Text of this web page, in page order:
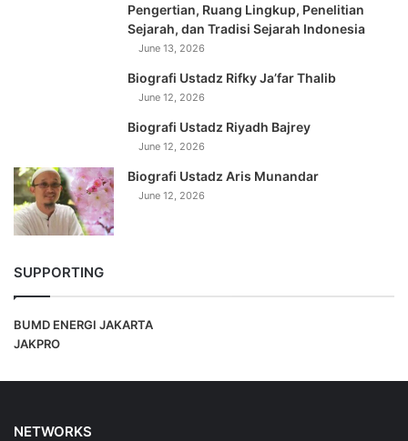
Pengertian, Ruang Lingkup, Penelitian
Sejarah, dan Tradisi Sejarah Indonesia
June 13, 2026
Biografi Ustadz Rifky Ja’far Thalib
June 12, 2026
Biografi Ustadz Riyadh Bajrey
June 12, 2026
Biografi Ustadz Aris Munandar
June 12, 2026
SUPPORTING
BUMD ENERGI JAKARTA
JAKPRO
NETWORKS